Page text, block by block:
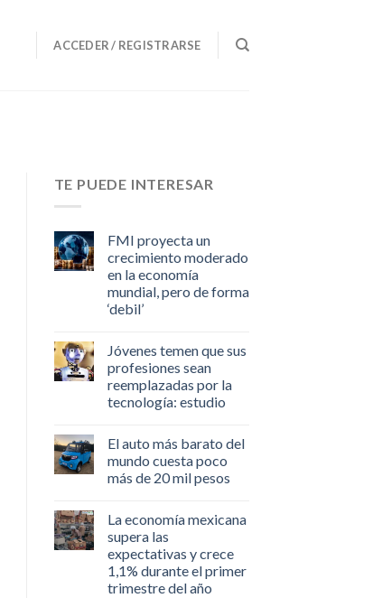
ACCEDER / REGISTRARSE
TE PUEDE INTERESAR
FMI proyecta un
crecimiento moderado
en la economía
mundial, pero de forma
‘debil’
Jóvenes temen que sus
profesiones sean
reemplazadas por la
tecnología: estudio
El auto más barato del
mundo cuesta poco
más de 20 mil pesos
La economía mexicana
supera las
expectativas y crece
1,1% durante el primer
trimestre del año